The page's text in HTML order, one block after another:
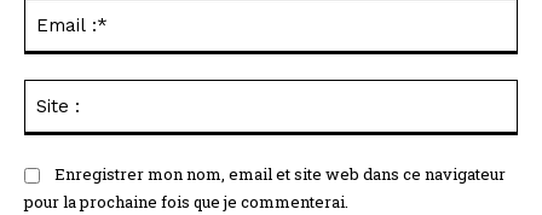
Enregistrer mon nom, email et site web dans ce navigateur
pour la prochaine fois que je commenterai.